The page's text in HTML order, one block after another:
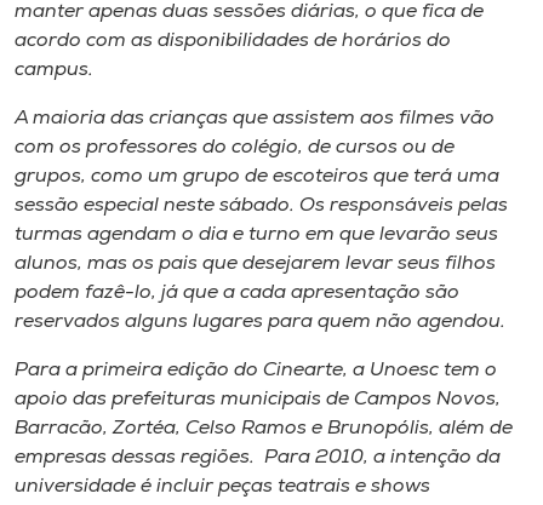
manter apenas duas sessões diárias, o que fica de
acordo com as disponibilidades de horários do
campus.
A maioria das crianças que assistem aos filmes vão
com os professores do colégio, de cursos ou de
grupos, como um grupo de escoteiros que terá uma
sessão especial neste sábado. Os responsáveis pelas
turmas agendam o dia e turno em que levarão seus
alunos, mas os pais que desejarem levar seus filhos
podem fazê-lo, já que a cada apresentação são
reservados alguns lugares para quem não agendou.
Para a primeira edição do Cinearte, a Unoesc tem o
apoio das prefeituras municipais de Campos Novos,
Barracão, Zortéa, Celso Ramos e Brunopólis, além de
empresas dessas regiões. Para 2010, a intenção da
universidade é incluir peças teatrais e shows